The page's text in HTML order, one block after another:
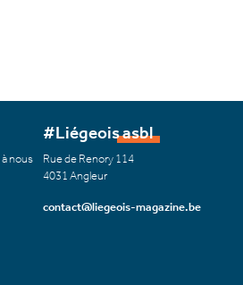
nous
#Liégeois asbl
Rue de Renory 114
4031 Angleur
contact@liegeois-magazine.be